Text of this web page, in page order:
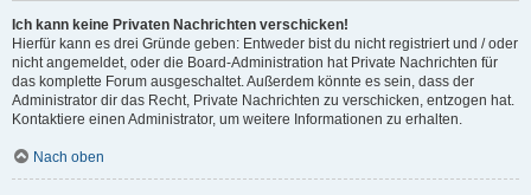
Ich kann keine Privaten Nachrichten verschicken!
Hierfür kann es drei Gründe geben: Entweder bist du nicht registriert und / oder
nicht angemeldet, oder die Board-Administration hat Private Nachrichten für
das komplette Forum ausgeschaltet. Außerdem könnte es sein, dass der
Administrator dir das Recht, Private Nachrichten zu verschicken, entzogen hat.
Kontaktiere einen Administrator, um weitere Informationen zu erhalten.
Nach oben